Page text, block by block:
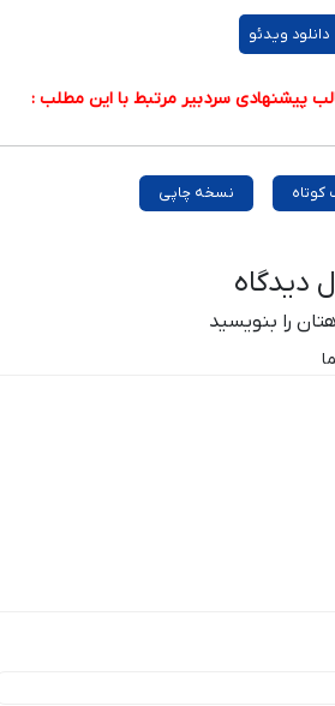
دانلود ویدئو
پیشنهادی سردبیر مرتبط با این مطلب :
کوتاه نسخه چاپی
دیدگاه
را بنویسید